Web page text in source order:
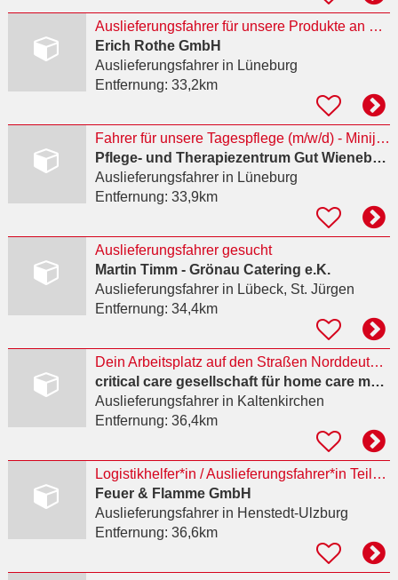
Auslieferungsfahrer für unsere Produkte an Gastro und Einzelhandel (m/w/d)
Erich Rothe GmbH
Auslieferungsfahrerin Lüneburg
Entfernung: 33,2km
Fahrer für unsere Tagespflege (m/w/d) - Minijob/GfB
Pflege- und Therapiezentrum Gut Wienebüttel GmbH
Auslieferungsfahrerin Lüneburg
Entfernung: 33,9km
Auslieferungsfahrer gesucht
Martin Timm - Grönau Catering e.K.
Auslieferungsfahrerin Lübeck, St. Jürgen
Entfernung: 34,4km
Dein Arbeitsplatz auf den Straßen Norddeutschlands: Auslieferungsfahrer für med. Geräte
critical care gesellschaft für home care medizintechnik gmbh & co. kg
Auslieferungsfahrerin Kaltenkirchen
Entfernung: 36,4km
Logistikhelfer*in / Auslieferungsfahrer*in Teilzeit /Vollzeit
Feuer & Flamme GmbH
Auslieferungsfahrerin Henstedt-Ulzburg
Entfernung: 36,6km